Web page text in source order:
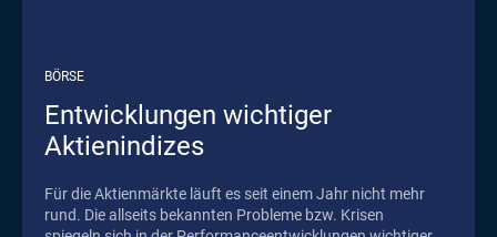
BÖRSE
Entwicklungen wichtiger
Aktienindizes
Für die Aktienmärkte läuft es seit einem Jahr nicht mehr
rund. Die allseits bekannten Probleme bzw. Krisen